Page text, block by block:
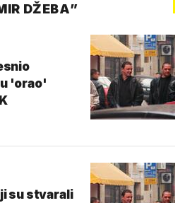
DŽEBA”
'orao'
su stvarali